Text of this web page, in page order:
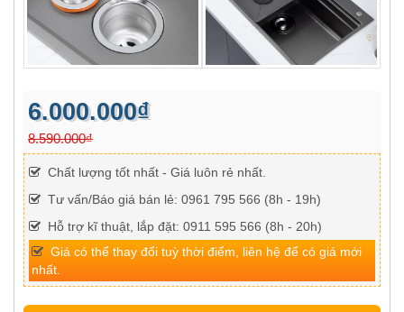
6.000.000₫
8.590.000₫
Chất lượng tốt nhất - Giá luôn rẻ nhất.
Tư vấn/Báo giá bán lẻ: 0961 795 566 (8h - 19h)
Hỗ trợ kĩ thuật, lắp đặt: 0911 595 566 (8h - 20h)
Giá có thể thay đổi tuỳ thời điểm, liên hệ để có giá mới
nhất.